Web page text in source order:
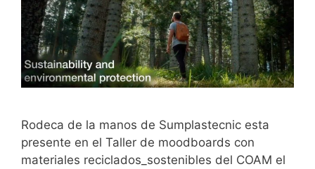
Rodeca de la manos de Sumplastecnic esta
presente en el Taller de moodboards con
materiales reciclados_sostenibles del COAM el